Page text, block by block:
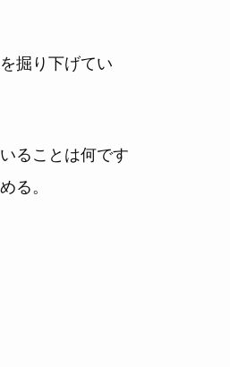
掘り下げてい
ることは何です
る。